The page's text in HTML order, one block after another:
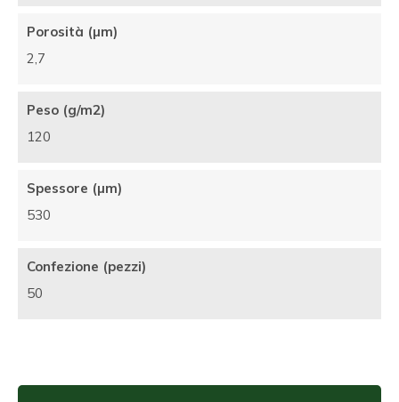
Porosità (µm)
2,7
Peso (g/m2)
120
Spessore (µm)
530
Confezione (pezzi)
50